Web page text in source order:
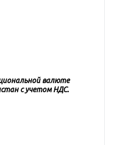
валюте
с учетом НДС.